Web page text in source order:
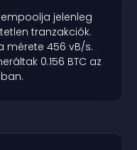
jelenleg
tranzakciók.
mérete 456 vB/s.
0.156 BTC az